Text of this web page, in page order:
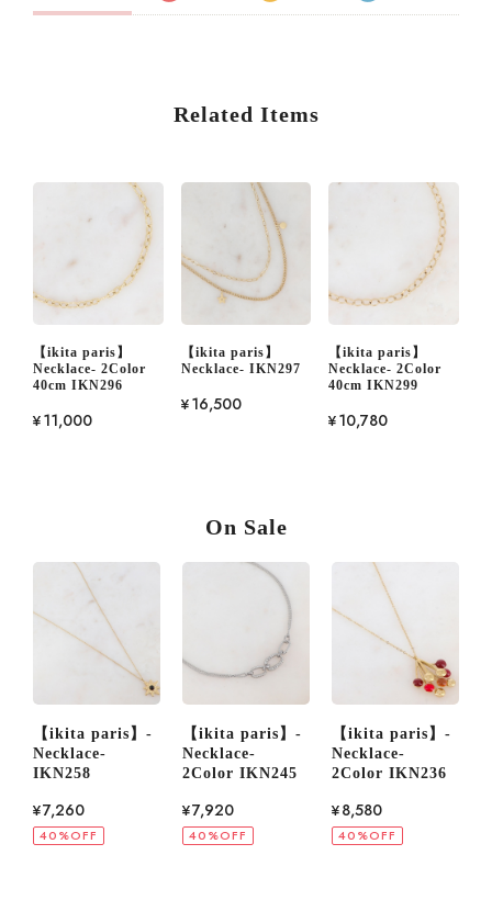
Related Items
【ikita paris】
Necklace- 2Color
40cm IKN296
¥11,000
【ikita paris】
Necklace- IKN297
¥16,500
【ikita paris】
Necklace- 2Color
40cm IKN299
¥10,780
On Sale
【ikita paris】-
Necklace-
IKN258
¥7,260
40%OFF
【ikita paris】-
Necklace-
2Color IKN245
¥7,920
40%OFF
【ikita paris】-
Necklace-
2Color IKN236
¥8,580
40%OFF